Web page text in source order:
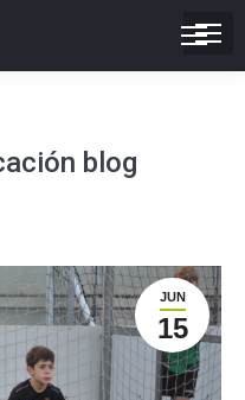
blog
JUN
15